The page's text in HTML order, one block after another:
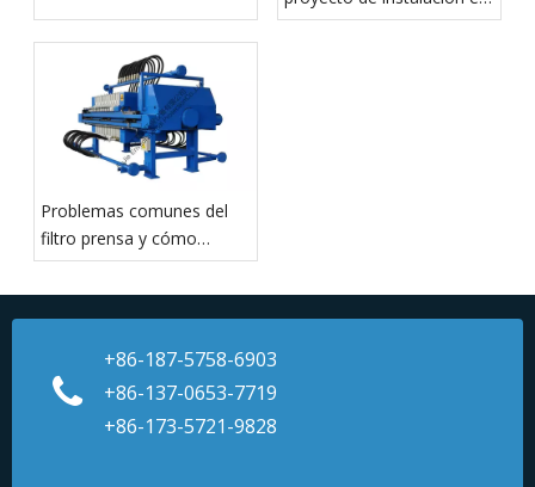
el extranjero de filtros
Problemas comunes del
filtro prensa y cómo
prevenir el tiempo de
inactividad
+86-187-5758-6903
+86-137-0653-7719
+86-173-5721-9828